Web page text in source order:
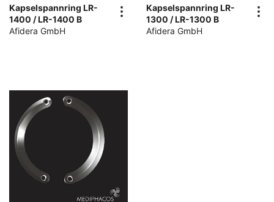
Kapselspannring LR-
1400 / LR-1400 B
Afidera GmbH
Kapselspannring LR-
1300 / LR-1300 B
Afidera GmbH